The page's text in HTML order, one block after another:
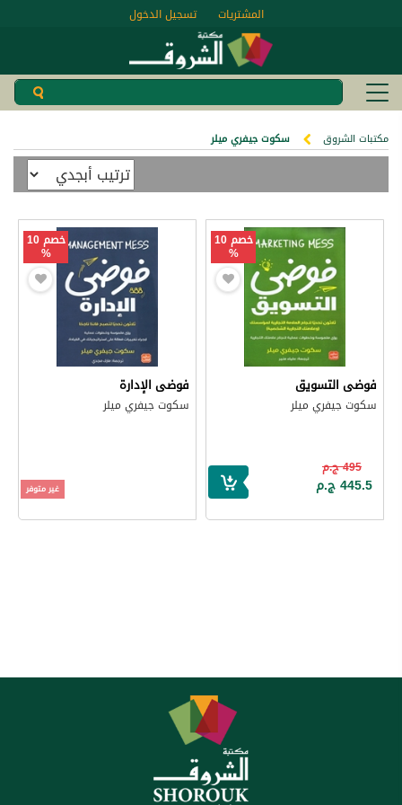
تسجيل الدخول المشتريات
مكتبات الشروق سكوت جيفري ميلر
خصم 10
%
فوضى التسويق
سكوت جيفري ميلر
495 ج.م
445.5 ج.م
خصم 10
%
فوضى الإدارة
سكوت جيفري ميلر
غير متوفر